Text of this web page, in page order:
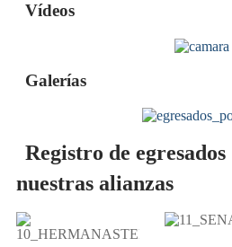
Vídeos
Galerías
Registro de egresados
nuestras alianzas